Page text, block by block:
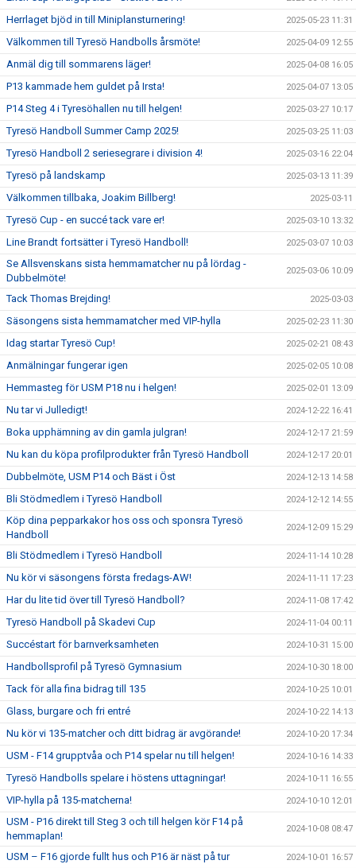
Herrlaget bjöd in till Miniplansturnering! 2025-05-23 11:31
Välkommen till Tyresö Handbolls årsmöte! 2025-04-09 12:55
Anmäl dig till sommarens läger! 2025-04-08 16:05
P13 kammade hem guldet på Irsta! 2025-04-07 13:05
P14 Steg 4 i Tyresöhallen nu till helgen! 2025-03-27 10:17
Tyresö Handboll Summer Camp 2025! 2025-03-25 11:03
Tyresö Handboll 2 seriesegrare i division 4! 2025-03-16 22:04
Tyresö på landskamp 2025-03-13 11:39
Välkommen tillbaka, Joakim Billberg! 2025-03-11
Tyresö Cup - en succé tack vare er! 2025-03-10 13:32
Line Brandt fortsätter i Tyresö Handboll! 2025-03-07 10:03
Se Allsvenskans sista hemmamatcher nu på lördag -
Dubbelmöte!
2025-03-06 10:09
Tack Thomas Brejding! 2025-03-03
Säsongens sista hemmamatcher med VIP-hylla 2025-02-23 11:30
Idag startar Tyresö Cup! 2025-02-21 08:43
Anmälningar fungerar igen 2025-02-05 10:08
Hemmasteg för USM P18 nu i helgen! 2025-02-01 13:09
Nu tar vi Julledigt! 2024-12-22 16:41
Boka upphämning av din gamla julgran! 2024-12-17 21:59
Nu kan du köpa profilprodukter från Tyresö Handboll 2024-12-17 20:01
Dubbelmöte, USM P14 och Bäst i Öst 2024-12-13 14:58
Bli Stödmedlem i Tyresö Handboll 2024-12-12 14:55
Köp dina pepparkakor hos oss och sponsra Tyresö
Handboll
2024-12-09 15:29
Bli Stödmedlem i Tyresö Handboll 2024-11-14 10:28
Nu kör vi säsongens första fredags-AW! 2024-11-11 17:23
Har du lite tid över till Tyresö Handboll? 2024-11-08 17:42
Tyresö Handboll på Skadevi Cup 2024-11-04 00:11
Succéstart för barnverksamheten 2024-10-31 15:00
Handbollsprofil på Tyresö Gymnasium 2024-10-30 18:00
Tack för alla fina bidrag till 135 2024-10-25 10:01
Glass, burgare och fri entré 2024-10-22 14:13
Nu kör vi 135-matcher och ditt bidrag är avgörande! 2024-10-20 17:34
USM - F14 grupptvåa och P14 spelar nu till helgen! 2024-10-16 14:33
Tyresö Handbolls spelare i höstens uttagningar! 2024-10-11 16:55
VIP-hylla på 135-matcherna! 2024-10-10 12:01
USM - P16 direkt till Steg 3 och till helgen kör F14 på
hemmaplan!
2024-10-08 08:47
USM – F16 gjorde fullt hus och P16 är näst på tur 2024-10-01 16:57